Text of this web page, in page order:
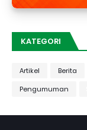
KATEGORI
Artikel Berita
Pengumuman